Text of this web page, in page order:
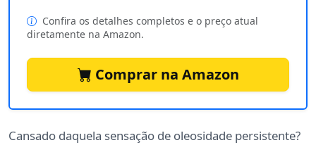
Confira os detalhes completos e o preço atual
diretamente na Amazon.
Comprar na Amazon
Cansado daquela sensação de oleosidade persistente?